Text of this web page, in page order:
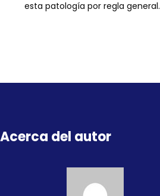
esta patología por regla general.
Acerca del autor